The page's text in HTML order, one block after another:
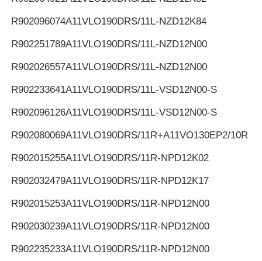
R902096074A11VLO190DRS/11L-NZD12K84
R902251789A11VLO190DRS/11L-NZD12N00
R902026557A11VLO190DRS/11L-NZD12N00
R902233641A11VLO190DRS/11L-VSD12N00-S
R902096126A11VLO190DRS/11L-VSD12N00-S
R902080069A11VLO190DRS/11R+A11VO130EP2/10R
R902015255A11VLO190DRS/11R-NPD12K02
R902032479A11VLO190DRS/11R-NPD12K17
R902015253A11VLO190DRS/11R-NPD12N00
R902030239A11VLO190DRS/11R-NPD12N00
R902235233A11VLO190DRS/11R-NPD12N00